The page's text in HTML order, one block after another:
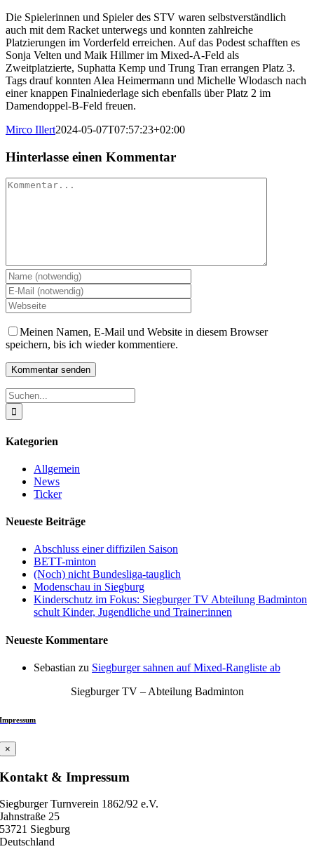
Die Spielerinnen und Spieler des STV waren selbstverständlich
auch mit dem Racket unterwegs und konnten zahlreiche
Platzierungen im Vorderfeld erreichen. Auf das Podest schafften es
Sonja Velten und Maik Hillmer im Mixed-A-Feld als
Zweitplatzierte, Suphatta Kemp und Trung Tran errangen Platz 3.
Tags drauf konnten Alea Heimermann und Michelle Wlodasch nach
einer knappen Finalniederlage sich ebenfalls über Platz 2 im
Damendoppel-B-Feld freuen.
Mirco Illert2024-05-07T07:57:23+02:00
Hinterlasse einen Kommentar
Kommentar
Meinen Namen, E-Mail und Website in diesem Browser
speichern, bis ich wieder kommentiere.
Suche
nach:
Kategorien
Allgemein
News
Ticker
Neueste Beiträge
Abschluss einer diffizilen Saison
BETT-minton
(Noch) nicht Bundesliga-tauglich
Modenschau in Siegburg
Kinderschutz im Fokus: Siegburger TV Abteilung Badminton
schult Kinder, Jugendliche und Trainer:innen
Neueste Kommentare
Sebastian zu Siegburger sahnen auf Mixed-Rangliste ab
Siegburger TV – Abteilung Badminton
Impressum
×
Kontakt & Impressum
Siegburger Turnverein 1862/92 e.V.
Jahnstraße 25
53721 Siegburg
Deutschland